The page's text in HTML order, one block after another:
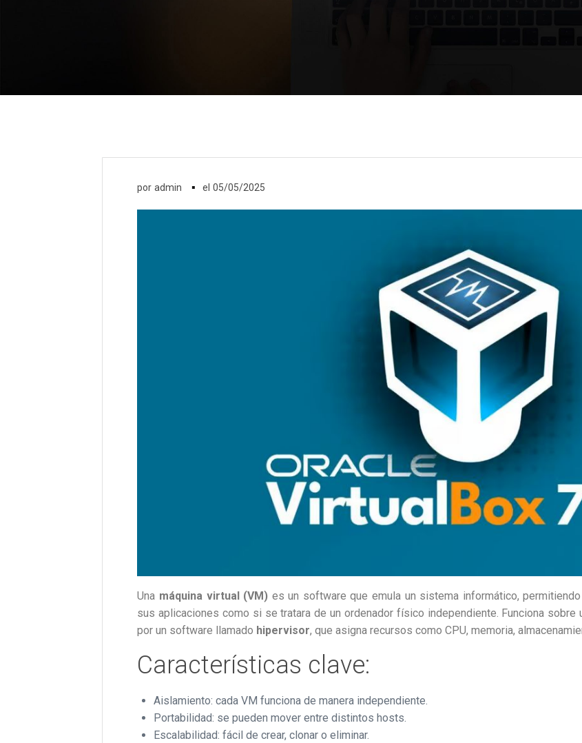
por admin ▪ el 05/05/2025
Una máquina virtual (VM) es un software que emula un sistema informático,
sus aplicaciones como si se tratara de un ordenador físico independiente. Funciona
por un software llamado hipervisor, que asigna recursos como CPU, memoria,
Características clave:
Aislamiento: cada VM funciona de manera independiente.
Portabilidad: se pueden mover entre distintos hosts.
Escalabilidad: fácil de crear, clonar o eliminar.